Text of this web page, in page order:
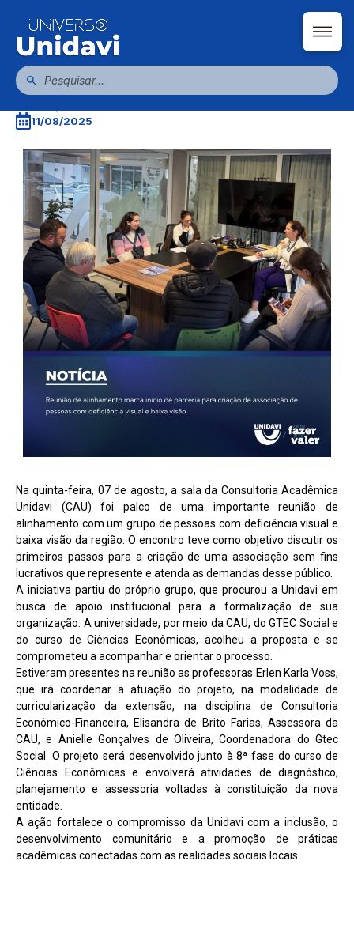
Reunião de alinhamento marca início de
parceria para criação de associação de
pessoas com deficiência visual e baixa
visão
11/08/2025
Na quinta-feira, 07 de agosto, a sala da Consultoria Acadêmica
Unidavi (CAU) foi palco de uma importante reunião de
alinhamento com um grupo de pessoas com deficiência visual e
baixa visão da região. O encontro teve como objetivo discutir os
primeiros passos para a criação de uma associação sem fins
lucrativos que represente e atenda as demandas desse público.
A iniciativa partiu do próprio grupo, que procurou a Unidavi em
busca de apoio institucional para a formalização de sua
organização. A universidade, por meio da CAU, do GTEC Social e
do curso de Ciências Econômicas, acolheu a proposta e se
comprometeu a acompanhar e orientar o processo.
Estiveram presentes na reunião as professoras Erlen Karla Voss,
que irá coordenar a atuação do projeto, na modalidade de
curricularização da extensão, na disciplina de Consultoria
Econômico-Financeira, Elisandra de Brito Farias, Assessora da
CAU, e Anielle Gonçalves de Oliveira, Coordenadora do Gtec
Social. O projeto será desenvolvido junto à 8ª fase do curso de
Ciências Econômicas e envolverá atividades de diagnóstico,
planejamento e assessoria voltadas à constituição da nova
entidade.
A ação fortalece o compromisso da Unidavi com a inclusão, o
desenvolvimento comunitário e a promoção de práticas
acadêmicas conectadas com as realidades sociais locais.